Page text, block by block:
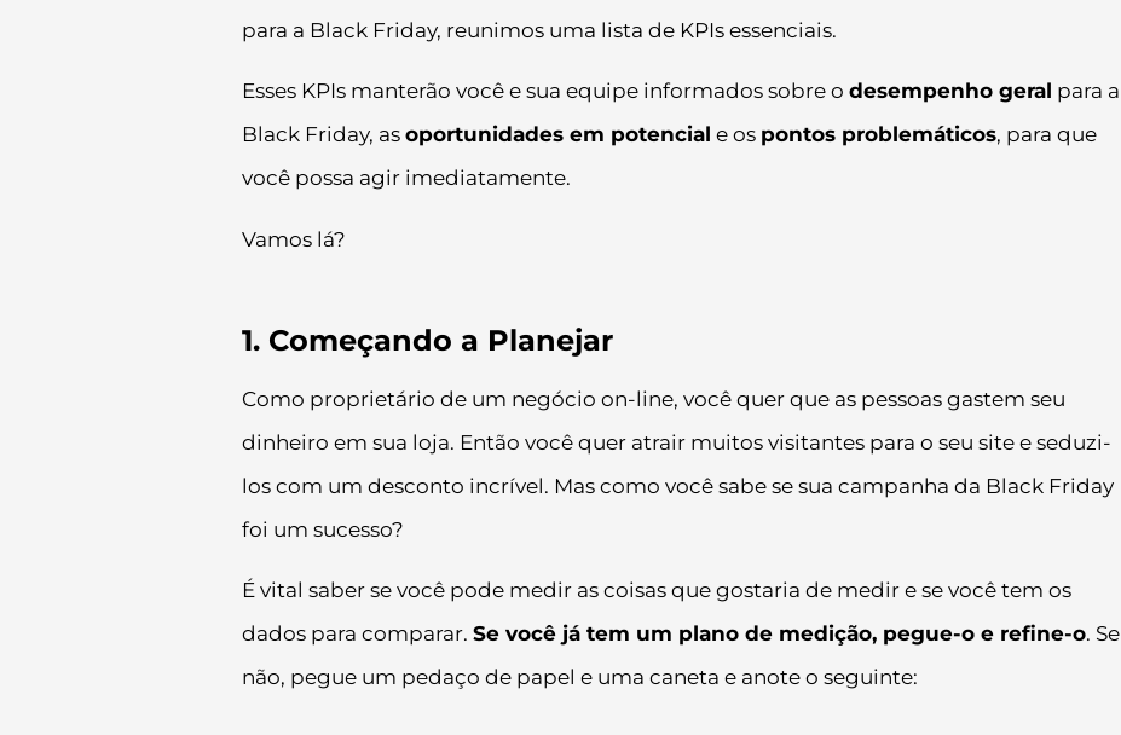
para a Black Friday, reunimos uma lista de KPIs essenciais.
Esses KPIs manterão você e sua equipe informados sobre o desempenho geral para a
Black Friday, as oportunidades em potencial e os pontos problemáticos, para que
você possa agir imediatamente.
Vamos lá?
1. Começando a Planejar
Como proprietário de um negócio on-line, você quer que as pessoas gastem seu
dinheiro em sua loja. Então você quer atrair muitos visitantes para o seu site e seduzi-
los com um desconto incrível. Mas como você sabe se sua campanha da Black Friday
foi um sucesso?
É vital saber se você pode medir as coisas que gostaria de medir e se você tem os
dados para comparar. Se você já tem um plano de medição, pegue-o e refine-o. Se
não, pegue um pedaço de papel e uma caneta e anote o seguinte: